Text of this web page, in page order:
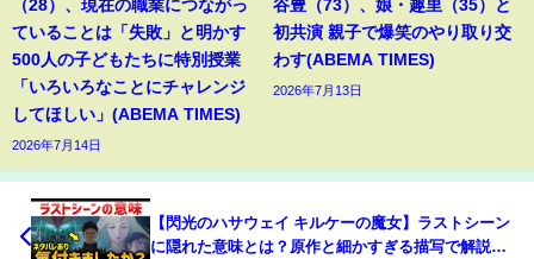
（28）、現在の職業につながっ
ていることは「失敗」と明かす
500人の子どもたちに特別授業
「いろいろなことにチャレンジ
してほしい」(ABEMA TIMES)
2026年7月14日
谷豊（73）、娘・趣里（35）と
初共演 親子で爆笑のやり取り交
わす(ABEMA TIMES)
2026年7月13日
【閃光のハサウェイ キルケーの魔女】ラストシーン
に隠れた意味とは？原作と細かすぎる描写で解説す